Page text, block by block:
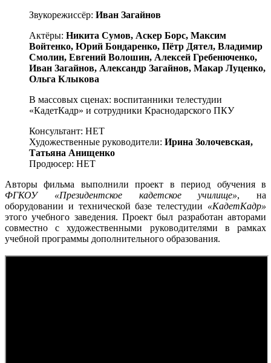
Звукорежиссёр: Иван Загайнов
Актёры: Никита Сумов, Аскер Борс, Максим
Войтенко, Юрий Бондаренко, Пётр Дятел, Владимир
Смолин, Евгений Волошин, Алексей Гребенюченко,
Иван Загайнов, Александр Загайнов, Макар Луценко,
Ольга Клыкова
В массовых сценах: воспитанники телестудии
«КадетКадр» и сотрудники Краснодарского ПКУ
Консультант: НЕТ
Художественные руководители: Ирина Золочевская,
Татьяна Анищенко
Продюсер: НЕТ
Авторы фильма выполнили проект в период обучения в
ФГКОУ «Президентское кадетское училище», на
оборудовании и технической базе телестудии «КадетКадр»
этого учебного заведения. Проект был разработан авторами
совместно с художественными руководителями в рамках
учебной программы дополнительного образования.